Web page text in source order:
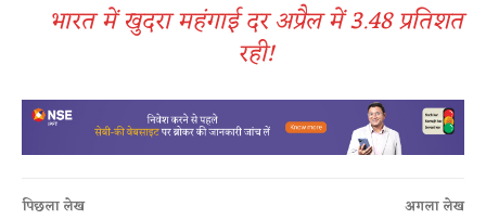
भारत में खुदरा महंगाई दर अप्रैल में 3.48 प्रतिशत
रही!
पिछला लेख अगला लेख